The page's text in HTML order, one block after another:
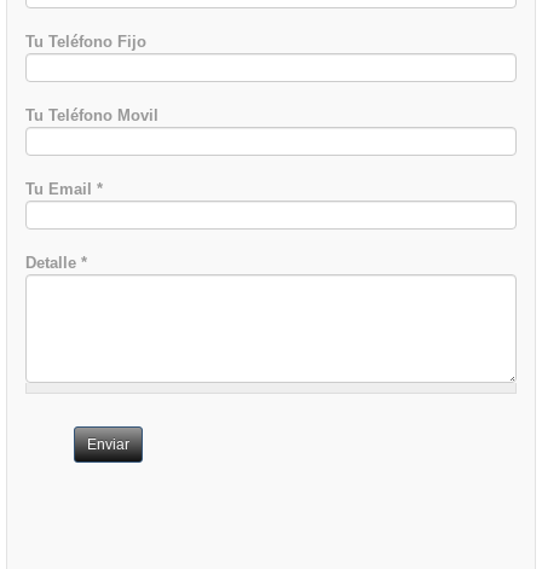
Tu Teléfono Fijo
Tu Teléfono Movil
Tu Email *
Detalle *
Enviar